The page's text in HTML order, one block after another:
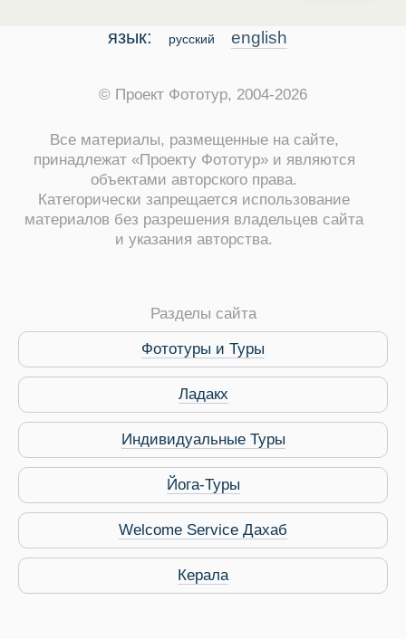
Путеводитель по
язык: русский english
© Проект Фототур, 2004-2026
Все материалы, размещенные на сайте,
принадлежат «Проекту Фототур» и являются
объектами авторского права.
Категорически запрещается использование
материалов без разрешения владельцев сайта
и указания авторства.
Разделы сайта
Фототуры и Туры
Ладакх
Индивидуальные Туры
Йога-Туры
Welcome Service Дахаб
Керала